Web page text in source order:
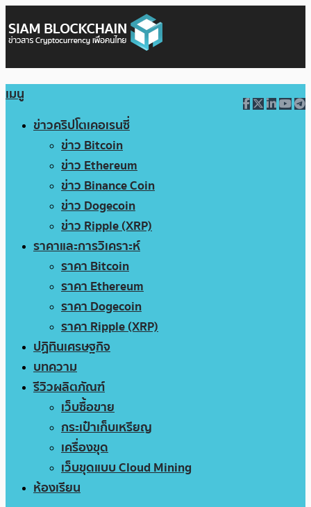
เมนู
ข่าวคริปโตเคอเรนซี่
ข่าว Bitcoin
ข่าว Ethereum
ข่าว Binance Coin
ข่าว Dogecoin
ข่าว Ripple (XRP)
ราคาและการวิเคราะห์
ราคา Bitcoin
ราคา Ethereum
ราคา Dogecoin
ราคา Ripple (XRP)
ปฏิทินเศรษฐกิจ
บทความ
รีวิวผลิตภัณฑ์
เว็บซื้อขาย
กระเป๋าเก็บเหรียญ
เครื่องขุด
เว็บขุดแบบ Cloud Mining
ห้องเรียน